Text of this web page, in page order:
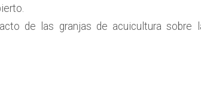
de las granjas de acuicultura sobre